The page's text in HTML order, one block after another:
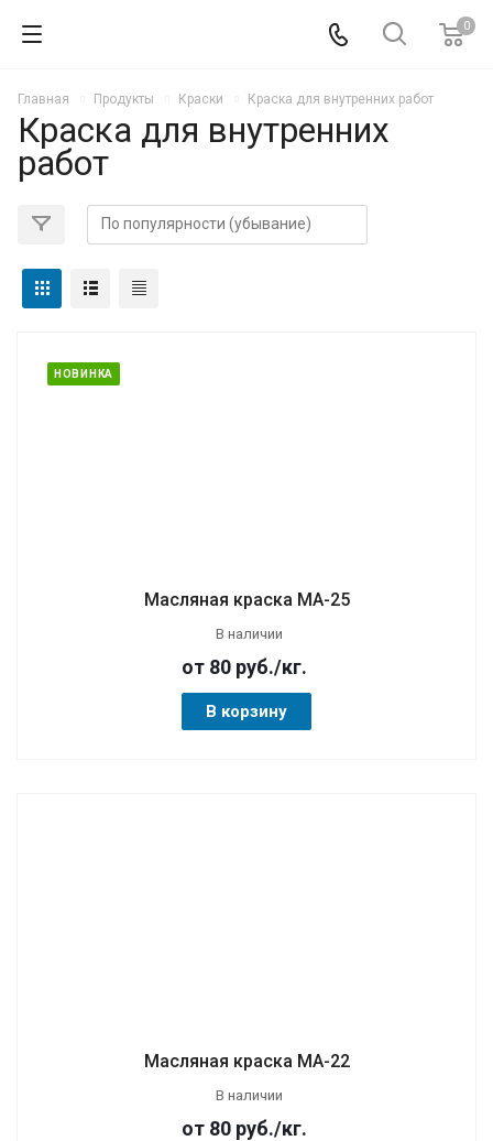
0
Главная Продукты Краски Краска для внутренних работ
Краска для внутренних
работ
НОВИНКА
Масляная краска МА-25
В наличии
от 80 руб./кг.
В корзину
Масляная краска МА-22
В наличии
от 80 руб./кг.